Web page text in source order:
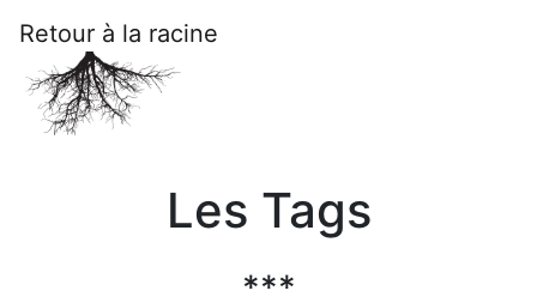
Retour à la racine
Les Tags
***